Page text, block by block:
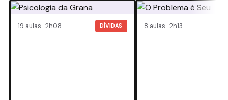
19 aulas · 2h08 DÍVIDAS 8 aulas · 2h13